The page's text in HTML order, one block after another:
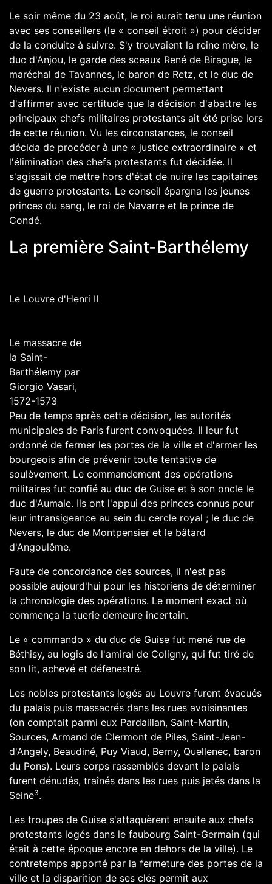
Le soir même du 23 août, le roi aurait tenu une réunion
avec ses conseillers (le « conseil étroit ») pour décider
de la conduite à suivre. S'y trouvaient la reine mère, le
duc d'Anjou, le garde des sceaux René de Birague, le
maréchal de Tavannes, le baron de Retz, et le duc de
Nevers. Il n'existe aucun document permettant
d'affirmer avec certitude que la décision d'abattre les
principaux chefs militaires protestants ait été prise lors
de cette réunion. Vu les circonstances, le conseil
décida de procéder à une « justice extraordinaire » et
l'élimination des chefs protestants fut décidée. Il
s'agissait de mettre hors d'état de nuire les capitaines
de guerre protestants. Le conseil épargna les jeunes
princes du sang, le roi de Navarre et le prince de
Condé.
La première Saint-Barthélemy
Le Louvre d'Henri II
Le massacre de
la Saint-
Barthélemy par
Giorgio Vasari,
1572-1573
Peu de temps après cette décision, les autorités
municipales de Paris furent convoquées. Il leur fut
ordonné de fermer les portes de la ville et d'armer les
bourgeois afin de prévenir toute tentative de
soulèvement. Le commandement des opérations
militaires fut confié au duc de Guise et à son oncle le
duc d'Aumale. Ils ont l'appui des princes connus pour
leur intransigeance au sein du cercle royal ; le duc de
Nevers, le duc de Montpensier et le bâtard
d'Angoulême.
Faute de concordance des sources, il n'est pas
possible aujourd'hui pour les historiens de déterminer
la chronologie des opérations. Le moment exact où
commença la tuerie demeure incertain.
Le « commando » du duc de Guise fut mené rue de
Béthisy, au logis de l'amiral de Coligny, qui fut tiré de
son lit, achevé et défenestré.
Les nobles protestants logés au Louvre furent évacués
du palais puis massacrés dans les rues avoisinantes
(on comptait parmi eux Pardaillan, Saint-Martin,
Sources, Armand de Clermont de Piles, Saint-Jean-
d'Angely, Beaudiné, Puy Viaud, Berny, Quellenec, baron
du Pons). Leurs corps rassemblés devant le palais
furent dénudés, traînés dans les rues puis jetés dans la
Seine3.
Les troupes de Guise s'attaquèrent ensuite aux chefs
protestants logés dans le faubourg Saint-Germain (qui
était à cette époque encore en dehors de la ville). Le
contretemps apporté par la fermeture des portes de la
ville et la disparition de ses clés permit aux